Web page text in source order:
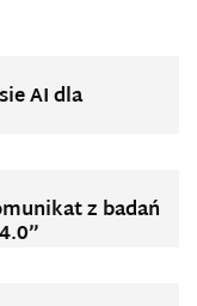
AI dla
z badań